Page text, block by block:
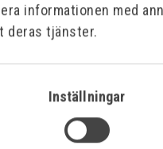
informationen med
deras tjänster.
Inställningar